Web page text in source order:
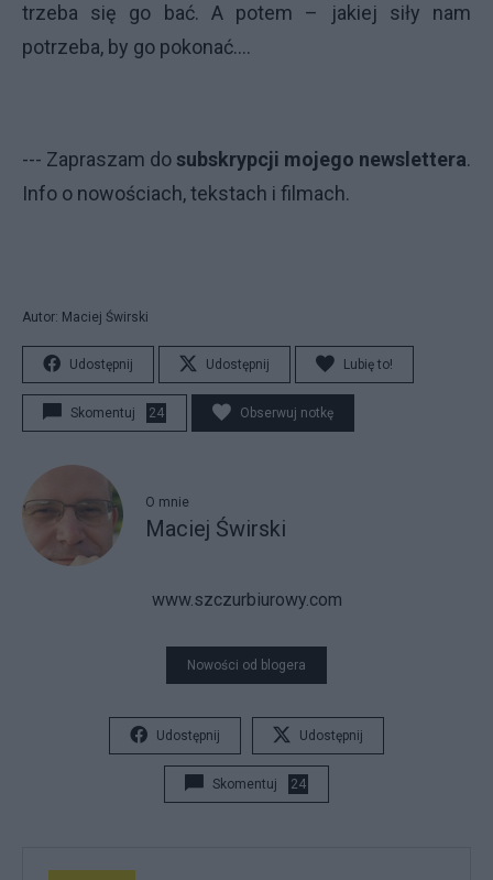
trzeba się go bać. A potem – jakiej siły nam
potrzeba, by go pokonać….
--- Zapraszam do subskrypcji mojego newslettera.
Info o nowościach, tekstach i filmach.
Autor: Maciej Świrski
Udostępnij Udostępnij Lubię to!
Skomentuj 24 Obserwuj notkę
O mnie
Maciej Świrski
www.szczurbiurowy.com
Nowości od blogera
Udostępnij Udostępnij
Skomentuj 24